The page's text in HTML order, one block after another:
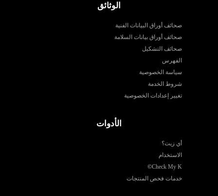
الوثائق
صحائف أوراق البيانات الفنية
صحائف أوراق بيانات السلامة
صحائف التشكيل
الفهرس
سياسة الخصوصية
شروط الخدمة
تغيير إعدادات الخصوصية
الأدوات
أي زيت؟
الاستخدام
Check My K
©
خدمات فحص المنتجات